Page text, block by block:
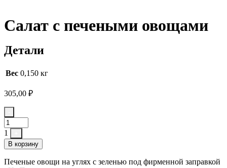
Салат с печеными овощами
Детали
Вес 0,150 кг
305,00 ₽
Quantity
1
В корзину
Печеные овощи на углях с зеленью под фирменной заправкой